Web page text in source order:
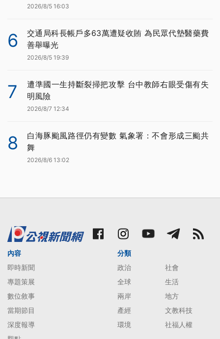
2026/8/5 16:03
6
交通局科長帳戶多63萬遭疑收賄 為民眾代墊醫藥費
善舉曝光
2026/8/5 19:39
7
遭準國一生持斷裂掃把攻擊 台中教師右眼受傷有失
明風險
2026/8/7 12:34
8
白海豚颱風路徑仍有變數 氣象署：不會形成三颱共
舞
2026/8/6 13:02
內容
即時新聞
專題策展
數位敘事
當期節目
深度報導
分類
政治
社會
全球
生活
兩岸
地方
產經
文教科技
環境
社福人權